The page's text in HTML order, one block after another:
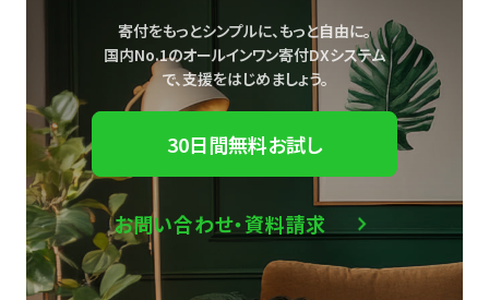
寄付をもっとシンプルに、もっと自由に。
国内No.1のオールインワン寄付DXシステム
で、支援をはじめましょう。
30日間無料お試し
お問い合わせ・資料請求